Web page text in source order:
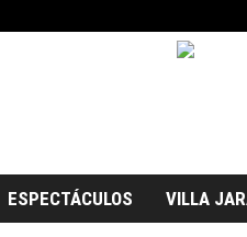
ESPECTÁCULOS VILLA